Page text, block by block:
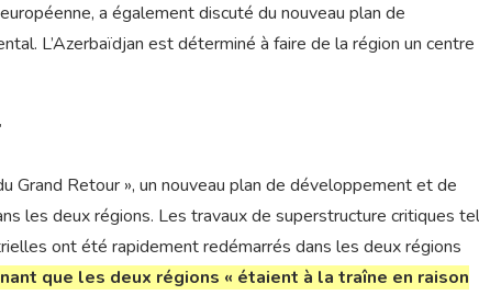
a également discuté du nouveau plan de
L’Azerbaïdjan est déterminé à faire de la région un centre
Grand Retour », un nouveau plan de développement et de
les deux régions. Les travaux de superstructure critiques
ont été rapidement redémarrés dans les deux régions
que les deux régions « étaient à la traîne en raison